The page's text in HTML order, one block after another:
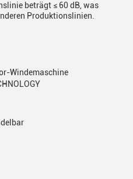
beträgt ≤ 60 dB, was
Produktionslinien.
Windemaschine